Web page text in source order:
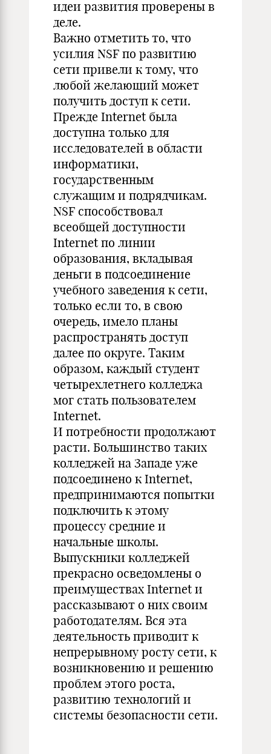
идеи развития проверены в
деле.
Важно отметить то, что
усилия NSF по развитию
сети привели к тому, что
любой желающий может
получить доступ к сети.
Прежде Internet была
доступна только для
исследователей в области
информатики,
государственным
служащим и подрядчикам.
NSF способствовал
всеобщей доступности
Internet по линии
образования, вкладывая
деньги в подсоединение
учебного заведения к сети,
только если то, в свою
очередь, имело планы
распространять доступ
далее по округе. Таким
образом, каждый студент
четырехлетнего колледжа
мог стать пользователем
Internet.
И потребности продолжают
расти. Большинство таких
колледжей на Западе уже
подсоединено к Internet,
предпринимаются попытки
подключить к этому
процессу средние и
начальные школы.
Выпускники колледжей
прекрасно осведомлены о
преимуществах Internet и
рассказывают о них своим
работодателям. Вся эта
деятельность приводит к
непрерывному росту сети, к
возникновению и решению
проблем этого роста,
развитию технологий и
системы безопасности сети.